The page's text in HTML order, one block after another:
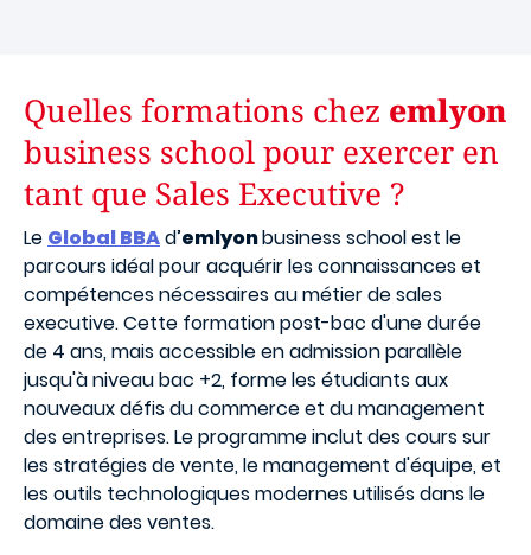
Quelles formations chez emlyon
business school pour exercer en
tant que Sales Executive ?
Le Global BBAd’emlyonbusiness school est le
parcours idéal pour acquérir les connaissances et
compétences nécessaires au métier de sales
executive. Cette formation post-bac d'une durée
de 4 ans, mais accessible en admission parallèle
jusqu'à niveau bac +2, forme les étudiants aux
nouveaux défis du commerce et du management
des entreprises. Le programme inclut des cours sur
les stratégies de vente, le management d'équipe, et
les outils technologiques modernes utilisés dans le
domaine des ventes.